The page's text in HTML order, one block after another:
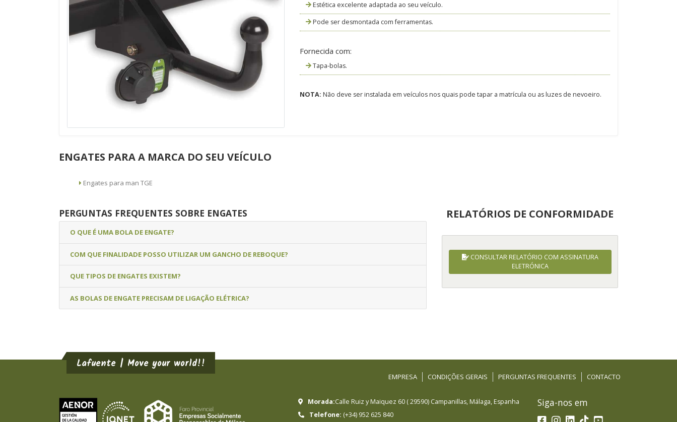
Estética excelente adaptada ao seu veículo.
Pode ser desmontada com ferramentas.
Fornecida com:
Tapa-bolas.
NOTA: Não deve ser instalada em veículos nos quais pode tapar a matrícula ou as luzes de nevoeiro.
ENGATES PARA A MARCA DO SEU VEÍCULO
Engates para man TGE
PERGUNTAS FREQUENTES SOBRE ENGATES
O QUE É UMA BOLA DE ENGATE?
COM QUE FINALIDADE POSSO UTILIZAR UM GANCHO DE REBOQUE?
QUE TIPOS DE ENGATES EXISTEM?
AS BOLAS DE ENGATE PRECISAM DE LIGAÇÃO ELÉTRICA?
RELATÓRIOS DE CONFORMIDADE
CONSULTAR RELATÓRIO COM ASSINATURA
ELETRÓNICA
Lafuente | Move your world!!
EMPRESA CONDIÇÕES GERAIS PERGUNTAS FREQUENTES CONTACTO
Morada:Calle Ruiz y Maiquez 60 (29590) Campanillas, Málaga, Espanha
Telefone: (+34) 952 625 840
Siga-nos em